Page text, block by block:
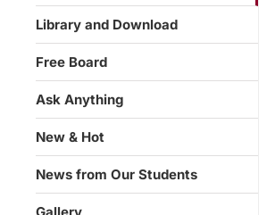
Library and Download
Free Board
Ask Anything
New & Hot
News from Our Students